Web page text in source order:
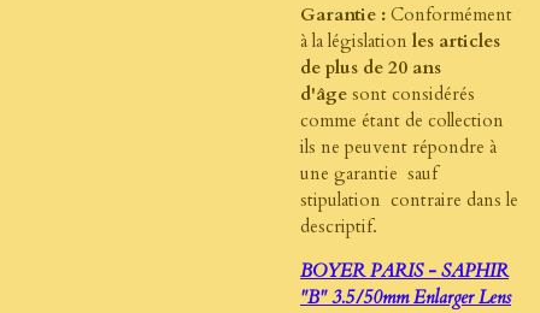
Garantie : Conformément
à la législation les articles
de plus de 20 ans
d'âge sont considérés
comme étant de collection
ils ne peuvent répondre à
une garantie sauf
stipulation contraire dans le
descriptif.
BOYER PARIS - SAPHIR
"B" 3.5/50mm Enlarger Lens